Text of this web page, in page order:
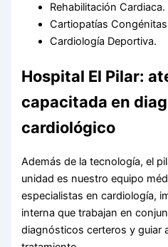
Rehabilitación Cardiaca.
Cartiopatías
Cardiología Deportiva.
Hospital El Pilar:
capacitada en
cardiológico
Además de la tecnología, el
unidad es nuestro equipo
especialistas en cardiología,
interna que trabajan en
diagnósticos certeros y guiar